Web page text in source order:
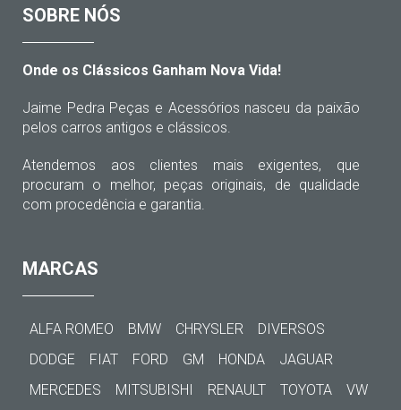
SOBRE NÓS
Onde os Clássicos Ganham Nova Vida!
Jaime Pedra Peças e Acessórios nasceu da paixão
pelos carros antigos e clássicos.
Atendemos aos clientes mais exigentes, que
procuram o melhor, peças originais, de qualidade
com procedência e garantia.
MARCAS
ALFA ROMEO BMW CHRYSLER
DIVERSOS
DODGE
FIAT FORD GM HONDA
JAGUAR
MERCEDES
MITSUBISHI RENAULT TOYOTA
VW